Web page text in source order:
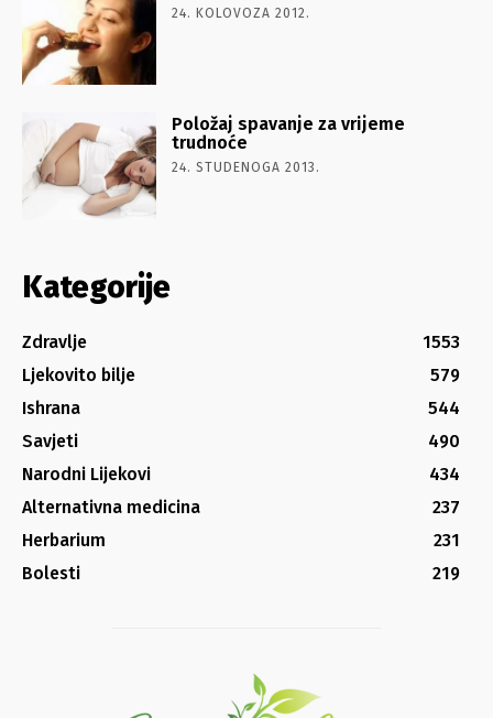
24. KOLOVOZA 2012.
Položaj spavanje za vrijeme
trudnoće
24. STUDENOGA 2013.
Kategorije
Zdravlje
1553
Ljekovito bilje
579
Ishrana
544
Savjeti
490
Narodni Lijekovi
434
Alternativna medicina
237
Herbarium
231
Bolesti
219